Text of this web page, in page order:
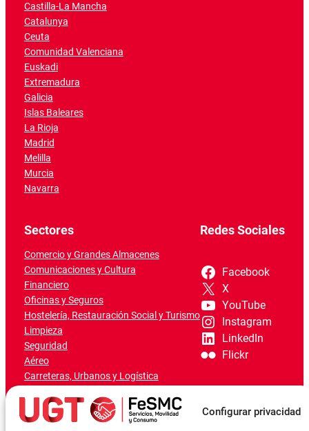
Configurar privacidad
Castilla-La Mancha
Catalunya
Ceuta
Comunidad Valenciana
Euskadi
Extremadura
Galicia
Islas Baleares
La Rioja
Madrid
Melilla
Murcia
Navarra
Sectores
Comercio y Grandes Almacenes
Comunicaciones y Cultura
Financiero
Oficinas y Seguros
Hostelería, Restauración Social y Turismo
Limpieza
Seguridad
Aéreo
Carreteras, Urbanos y Logística
Marítimo-Portuario
Redes Sociales
Facebook
X
YouTube
Instagram
LinkedIn
Flickr